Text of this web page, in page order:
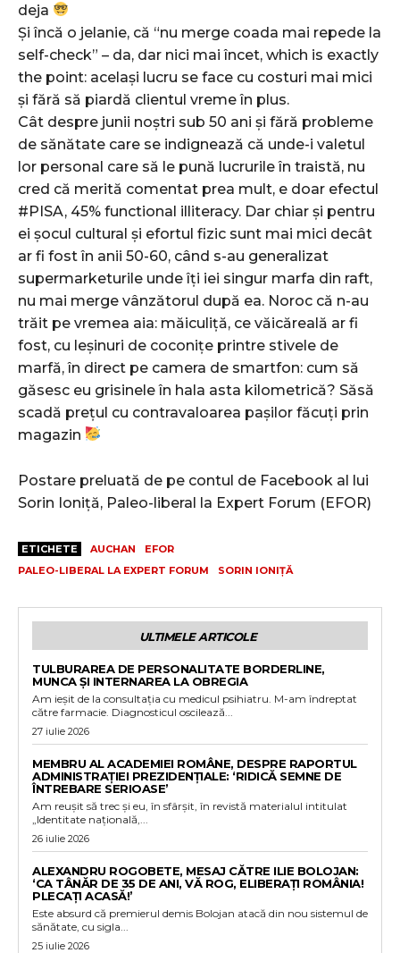
deja
Şi încă o jelanie, că “nu merge coada mai repede la
self-check” – da, dar nici mai încet, which is exactly
the point: acelaşi lucru se face cu costuri mai mici
şi fără să piardă clientul vreme în plus.
Cât despre junii noştri sub 50 ani şi fără probleme
de sănătate care se indignează că unde-i valetul
lor personal care să le pună lucrurile în traistă, nu
cred că merită comentat prea mult, e doar efectul
#PISA, 45% functional illiteracy. Dar chiar şi pentru
ei şocul cultural şi efortul fizic sunt mai mici decât
ar fi fost în anii 50-60, când s-au generalizat
supermarketurile unde îţi iei singur marfa din raft,
nu mai merge vânzătorul după ea. Noroc că n-au
trăit pe vremea aia: măiculiţă, ce văicăreală ar fi
fost, cu leşinuri de coconiţe printre stivele de
marfă, în direct pe camera de smartfon: cum să
găsesc eu grisinele în hala asta kilometrică? Săsă
scadă preţul cu contravaloarea paşilor făcuţi prin
magazin
Postare preluată de pe contul de Facebook al lui
Sorin Ioniță, Paleo-liberal la Expert Forum (EFOR)
ETICHETE AUCHAN
EFOR
PALEO-LIBERAL LA EXPERT FORUM
SORIN IONIȚĂ
ULTIMELE ARTICOLE
TULBURAREA DE PERSONALITATE BORDERLINE,
MUNCA ȘI INTERNAREA LA OBREGIA
Am ieșit de la consultația cu medicul psihiatru. M-am îndreptat
către farmacie. Diagnosticul oscilează...
27 iulie 2026
MEMBRU AL ACADEMIEI ROMÂNE, DESPRE RAPORTUL
ADMINISTRAȚIEI PREZIDENȚIALE: ‘RIDICĂ SEMNE DE
ÎNTREBARE SERIOASE’
Am reușit să trec și eu, în sfârșit, în revistă materialul intitulat
„Identitate națională,...
26 iulie 2026
ALEXANDRU ROGOBETE, MESAJ CĂTRE ILIE BOLOJAN:
‘CA TÂNĂR DE 35 DE ANI, VĂ ROG, ELIBERAȚI ROMÂNIA!
PLECAȚI ACASĂ!’
Este absurd că premierul demis Bolojan atacă din nou sistemul de
sănătate, cu sigla...
25 iulie 2026